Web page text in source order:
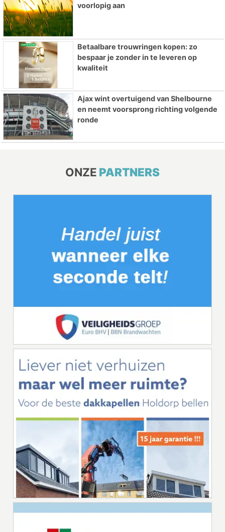
voorlopig aan
Betaalbare trouwringen kopen: zo
bespaar je zonder in te leveren op
kwaliteit
Ajax wint overtuigend van Shelbourne
en neemt voorsprong richting volgende
ronde
ONZE PARTNERS